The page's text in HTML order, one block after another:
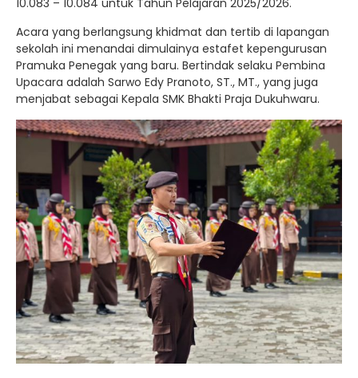
Acara yang berlangsung khidmat dan tertib di lapangan
sekolah ini menandai dimulainya estafet kepengurusan
Pramuka Penegak yang baru. Bertindak selaku Pembina
Upacara adalah Sarwo Edy Pranoto, ST., MT., yang juga
menjabat sebagai Kepala SMK Bhakti Praja Dukuhwaru.